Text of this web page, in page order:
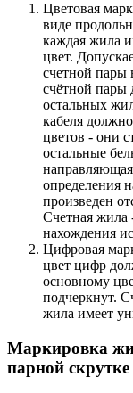
Цветовая
виде
каждая жила
цвет.
счетной пары
счётной пары
остальных
кабеля
цветов - они
остальные
определения
произведен
Счетная жила
нахождения
Цифровая
цвет цифр
основному
подчеркнут.
жила имеет
Маркировка
парной скрутке